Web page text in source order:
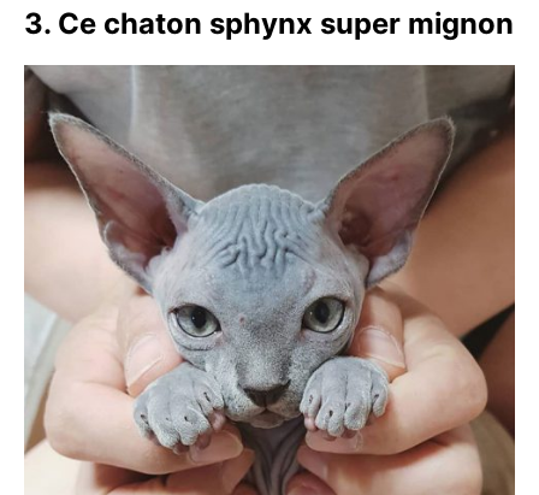
3. Ce chaton sphynx super mignon